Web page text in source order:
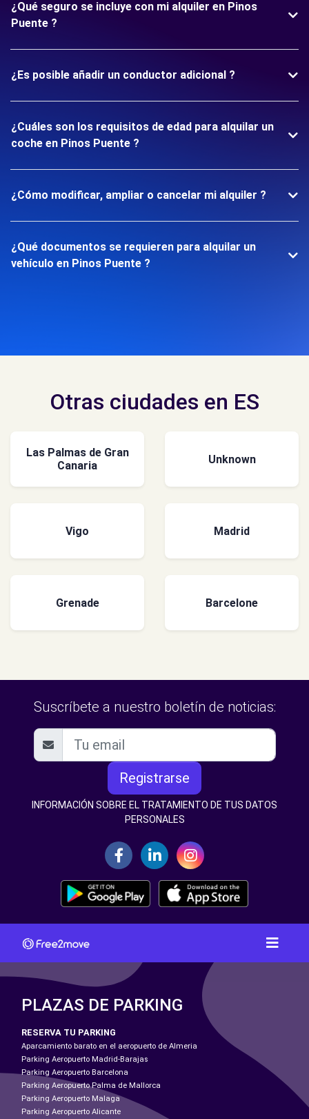
¿Qué seguro se incluye con mi alquiler en Pinos
Puente ?
¿Es posible añadir un conductor adicional ?
¿Cuáles son los requisitos de edad para alquilar un
coche en Pinos Puente ?
¿Cómo modificar, ampliar o cancelar mi alquiler ?
¿Qué documentos se requieren para alquilar un
vehículo en Pinos Puente ?
Otras ciudades en ES
Las Palmas de Gran
Canaria
Unknown
Vigo Madrid
Grenade Barcelone
Suscríbete a nuestro boletín de noticias:
Registrarse
INFORMACIÓN SOBRE EL TRATAMIENTO DE TUS DATOS
PERSONALES
PLAZAS DE PARKING
RESERVA TU PARKING
Aparcamiento barato en el aeropuerto de Almeria
Parking Aeropuerto Madrid-Barajas
Parking Aeropuerto Barcelona
Parking Aeropuerto Palma de Mallorca
Parking Aeropuerto Malaga
Parking Aeropuerto Alicante